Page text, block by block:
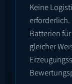
Keine
Batterien
gleicher